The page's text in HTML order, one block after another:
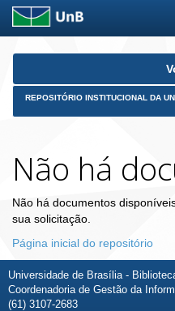
Skip
REPOSITÓRIO INSTITUCIONAL DA
Não há
Não há documentos
sua solicitação.
Página inicial do repositório
Universidade de Brasília -
Coordenadoria de Gestão da
(61) 3107-2683